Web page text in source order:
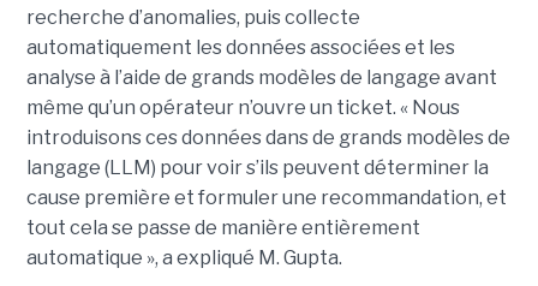
recherche d’anomalies, puis collecte
automatiquement les données associées et les
analyse à l’aide de grands modèles de langage avant
même qu’un opérateur n’ouvre un ticket. « Nous
introduisons ces données dans de grands modèles de
langage (LLM) pour voir s’ils peuvent déterminer la
cause première et formuler une recommandation, et
tout cela se passe de manière entièrement
automatique », a expliqué M. Gupta.